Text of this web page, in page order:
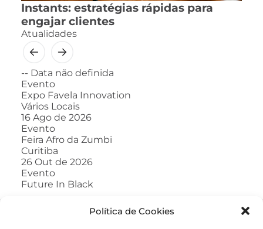
Política de Cookies
Instants: estratégias rápidas para
engajar clientes
Atualidades
-- Data não definida
Evento
Expo Favela Innovation
Vários Locais
16 Ago de 2026
Evento
Feira Afro da Zumbi
Curitiba
26 Out de 2026
Evento
Future In Black